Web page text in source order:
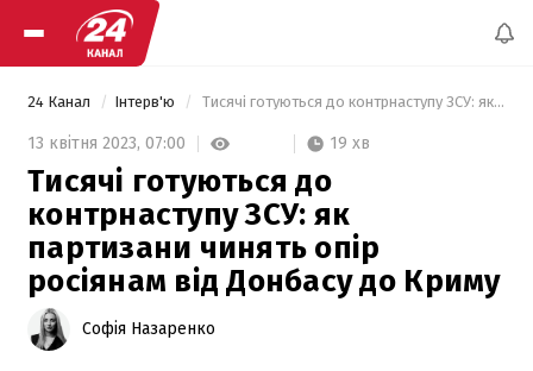
24 Канал Інтерв'ю Тисячі готуються до контрнаступу ЗСУ: як партизани чинять опір росіянам від Донбасу до Криму
13 квітня 2023, 07:00 19 хв
Тисячі готуються до
контрнаступу ЗСУ: як
партизани чинять опір
росіянам від Донбасу до Криму
Софія Назаренко